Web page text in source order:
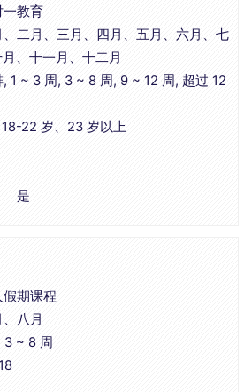
教育
二月、三月、四月、五月、六月、七
、十一月、十二月
~ 3 周, 3 ~ 8 周, 9 ~ 12 周, 超过 12
22 岁、23 岁以上
是
期课程
八月
~ 8 周